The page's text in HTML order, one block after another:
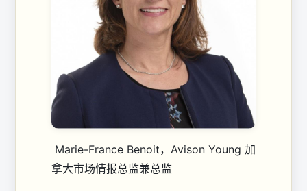
Marie-France Benoit，Avison Young 加
拿大市场情报总监兼总监